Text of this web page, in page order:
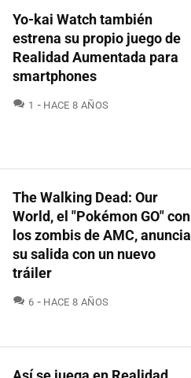
Yo-kai Watch también
estrena su propio juego de
Realidad Aumentada para
smartphones
1 COMENTARIOS
HACE 8 AÑOS
The Walking Dead: Our
World, el "Pokémon GO" con
los zombis de AMC, anuncia
su salida con un nuevo
tráiler
6 COMENTARIOS
HACE 8 AÑOS